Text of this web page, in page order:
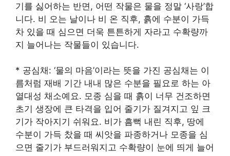
기를 싫어하는 반면, 어떤 작물은 물을 정말 ‘사랑’합
니다. 비 오는 날이나 비 온 직후, 흙에 수분이 가득
차 있을 때 심으면 더욱 튼튼하게 자라고 수확량까
지 늘어나는 작물들이 있습니다.
* 공심채: ‘물의 마음’이라는 뜻을 가진 공심채는 이
름처럼 재배 기간 내내 많은 수분을 필요로 하는 아
열대성 채소예요. 모종 심을 때 흙이 너무 건조하면
초기 생장에 큰 타격을 입어 줄기가 질겨지고 잎 크
기가 작아지기 쉬워요. 비가 흠뻑 내린 직후, 땅에
수분이 가득 찼을 때 씨앗을 파종하거나 모종을 심
으면 줄기가 부드러워지고 수확량이 눈에 띄게 늘어